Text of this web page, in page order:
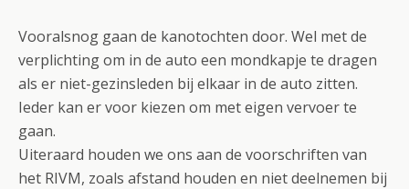
Vooralsnog gaan de kanotochten door. Wel met de
verplichting om in de auto een mondkapje te dragen
als er niet-gezinsleden bij elkaar in de auto zitten.
Ieder kan er voor kiezen om met eigen vervoer te
gaan.
Uiteraard houden we ons aan de voorschriften van
het RIVM, zoals afstand houden en niet deelnemen bij